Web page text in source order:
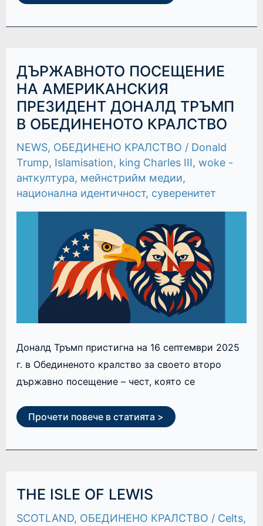
ДЪРЖАВНОТО ПОСЕЩЕНИЕ
НА АМЕРИКАНСКИЯ
ПРЕЗИДЕНТ ДОНАЛД ТРЪМП
В ОБЕДИНЕНОТО КРАЛСТВО
NEWS, ОБЕДИНЕНО КРАЛСТВО / Donald
Trump, Islamisation, king Charles III, woke -
анткултура, мейнстрийм медии,
национална идентичност, суверенитет
Доналд Тръмп пристигна на 16 септември 2025
г. в Обединеното кралство за своето второ
държавно посещение – чест, която се
ДЪРЖАВНОТО
ПОСЕЩЕНИЕ
НА
АМЕРИКАНСКИЯ
ПРЕЗИДЕНТ
ДОНАЛД
ТРЪМП
В
ОБЕДИНЕНОТО
КРАЛСТВО
Прочети повече в статията >
THE ISLE OF LEWIS
SCOTLAND, ОБЕДИНЕНО КРАЛСТВО / Celts,
THE
ISLE
LEWIS